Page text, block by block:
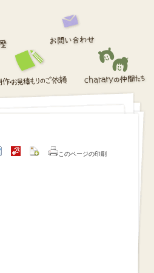
このページの印刷